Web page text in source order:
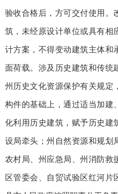
验收合格后，方可交付使用。
筑，未经原设计单位或具有相
计方案，不得变动建筑主体和
面荷载。涉及历史建筑和传统
州历史文化资源保护有关规定
构件的基础上，通过适当加建
化利用历史建筑，赋予历史建
设局牵头；州自然资源和规划
农村局、州应急局、州消防救
区管委会、自贸试验区红河片